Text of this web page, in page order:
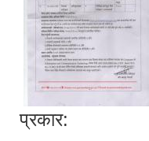
प्रकार: